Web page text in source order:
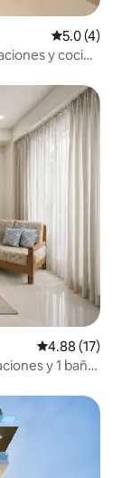
5.0 (4)
y cocina
Calificación
4.88 (17)
y 1 baño